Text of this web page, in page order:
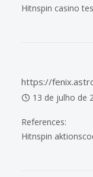
Hitnspin casino
https://
13 de julho de
References:
Hitnspin